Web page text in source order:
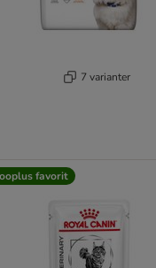
7 varianter
favorit